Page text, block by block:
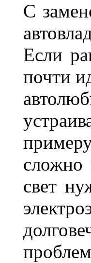
С
Если
почти
сложно
свет